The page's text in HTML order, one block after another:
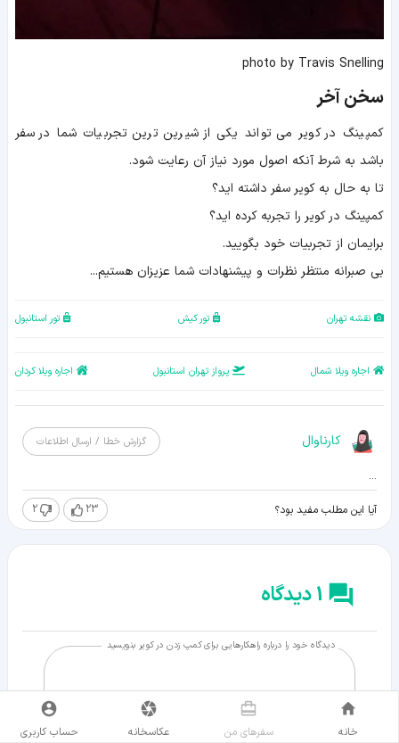
photo by Travis Snelling
سخن آخر
کمپینگ در کویر می تواند یکی از شیرین ترین تجربیات شما در سفر
باشد به شرط آنکه اصول مورد نیاز آن رعایت شود.
تا به حال به کویر سفر داشته اید؟
کمپینگ در کویر را تجربه کرده اید؟
برایمان از تجربیات خود بگویید.
بی صبرانه منتظر نظرات و پیشنهادات شما عزیزان هستیم...
نقشه تهران تور کیش تور استانبول
اجاره ویلا شمال پرواز تهران استانبول اجاره ویلا کردان
کارناوال گزارش خطا / ارسال اطلاعات
...
آیا این مطلب مفید بود؟ 23
2
1 دیدگاه
دیدگاه خود را درباره راهکارهایی برای کمپ زدن در کویر بنویسید
خانه سفر‌های من عکاسخانه حساب کاربری